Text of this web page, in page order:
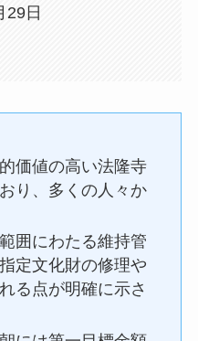
29日
価値の高い法隆寺
り、多くの人々か
囲にわたる維持管
定文化財の修理や
る点が明確に示さ